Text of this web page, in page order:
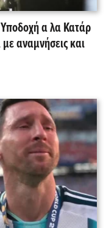
α λα Κατάρ
αναμνήσεις και